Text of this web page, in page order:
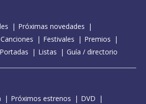
Próximas novedades
Canciones Festivales
Premios
Portadas Listas Guía / directorio
Próximos estrenos
DVD